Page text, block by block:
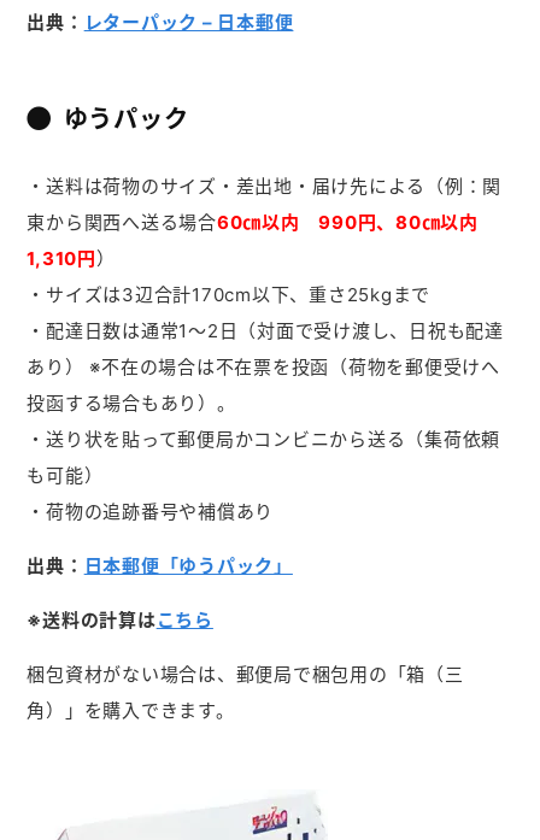
出典： レターパック – 日本郵便
ゆうパック
・送料は荷物のサイズ・差出地・届け先による（例：関
東から関西へ送る場合60㎝以内 990円、80㎝以内
1,310円）
・サイズは3辺合計170cm以下、重さ25kgまで
・配達日数は通常1～2日（対面で受け渡し、日祝も配達
あり） ※不在の場合は不在票を投函（荷物を郵便受けへ
投函する場合もあり）。
・送り状を貼って郵便局かコンビニから送る（集荷依頼
も可能）
・荷物の追跡番号や補償あり
出典： 日本郵便「ゆうパック」
※送料の計算はこちら
梱包資材がない場合は、郵便局で梱包用の「箱（三
角）」を購入できます。